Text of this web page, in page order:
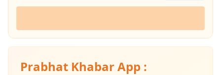
Prabhat Khabar App :